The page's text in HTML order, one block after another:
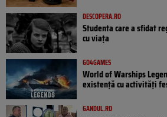
DESCOPERA.RO
Studenta care a sfidat
cu viața
GO4GAMES
World of Warships
existență cu activități
GANDUL.RO